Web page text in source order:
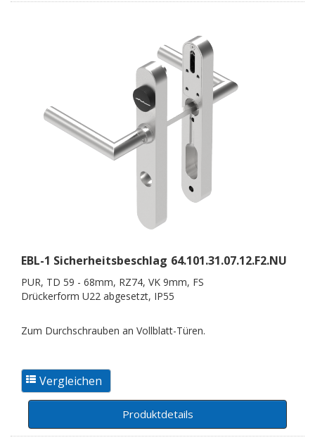
EBL-1 Sicherheitsbeschlag 64.101.31.07.12.F2.NU
PUR, TD 59 - 68mm, RZ74, VK 9mm, FS
Drückerform U22 abgesetzt, IP55
Zum Durchschrauben an Vollblatt-Türen.
Produktdetails